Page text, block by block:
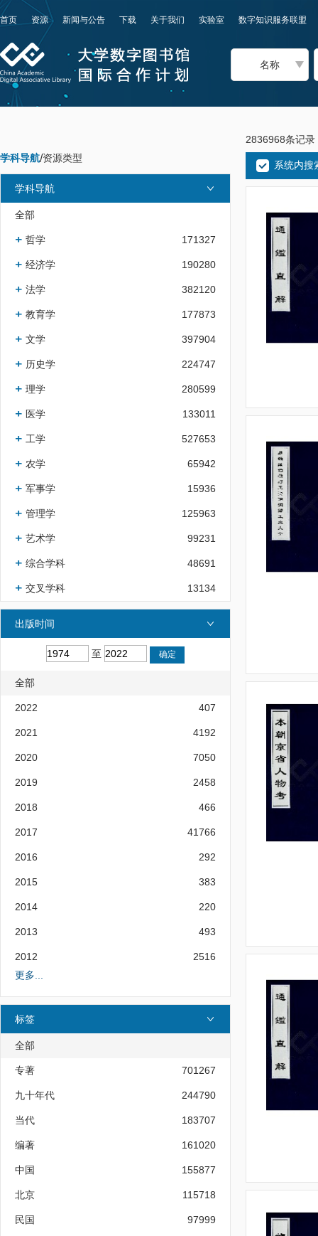
首页 资源 新闻与公告 下载 关于我们 实验室 数字知识服务联盟
名称
学科导航/资源类型
学科导航
全部
哲学 171327
经济学 190280
法学 382120
教育学 177873
文学 397904
历史学 224747
理学 280599
医学 133011
工学 527653
农学 65942
军事学 15936
管理学 125963
艺术学 99231
综合学科 48691
交叉学科 13134
出版时间
至
全部
2022 407
2021 4192
2020 7050
2019 2458
2018 466
2017 41766
2016 292
2015 383
2014 220
2013 493
2012
2516
更多...
标签
全部
专著 701267
九十年代 244790
当代 183707
编著 161020
中国 155877
北京 115718
民国 97999
2836968条记录
系统内搜